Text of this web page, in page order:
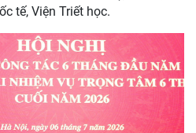
tế, Viện Triết học.